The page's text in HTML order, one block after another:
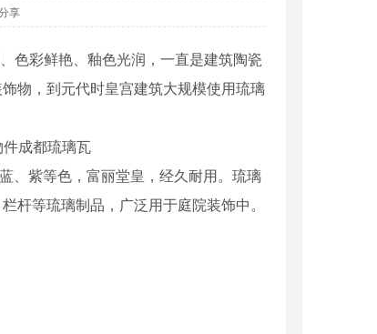
享
色彩鲜艳、釉色光润，一直是建筑陶瓷
物，到元代时皇宫建筑大规模使用琉璃
、紫等色，富丽堂皇，经久耐用。琉璃
杆等琉璃制品，广泛用于庭院装饰中。